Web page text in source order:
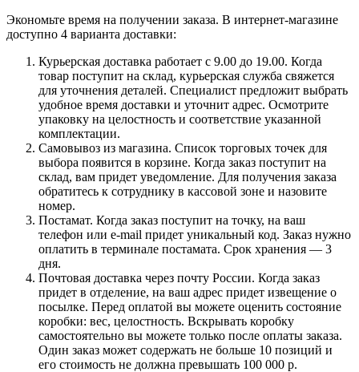
Экономьте время на получении заказа. В интернет-магазине
доступно 4 варианта доставки:
Курьерская доставка работает с 9.00 до 19.00. Когда
товар поступит на склад, курьерская служба свяжется
для уточнения деталей. Специалист предложит выбрать
удобное время доставки и уточнит адрес. Осмотрите
упаковку на целостность и соответствие указанной
комплектации.
Самовывоз из магазина. Список торговых точек для
выбора появится в корзине. Когда заказ поступит на
склад, вам придет уведомление. Для получения заказа
обратитесь к сотруднику в кассовой зоне и назовите
номер.
Постамат. Когда заказ поступит на точку, на ваш
телефон или e-mail придет уникальный код. Заказ нужно
оплатить в терминале постамата. Срок хранения — 3
дня.
Почтовая доставка через почту России. Когда заказ
придет в отделение, на ваш адрес придет извещение о
посылке. Перед оплатой вы можете оценить состояние
коробки: вес, целостность. Вскрывать коробку
самостоятельно вы можете только после оплаты заказа.
Один заказ может содержать не больше 10 позиций и
его стоимость не должна превышать 100 000 р.